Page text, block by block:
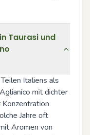
Taurasi und
Italiens als
mit dichter
Konzentration
Jahre oft
Aromen von